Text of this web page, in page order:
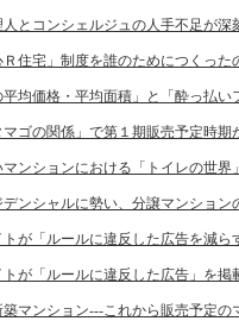
とコンシェルジュの人手不足が深
住宅」制度を誰のためにつくった
均価格・平均面積」と「酔っ払
ゴの関係」で第１期販売予定時期
ンションにおける「トイレの世界
ンシャルに勢い、分譲マンション
が「ルールに違反した広告を減ら
が「ルールに違反した広告」を掲
マンション---これから販売予定